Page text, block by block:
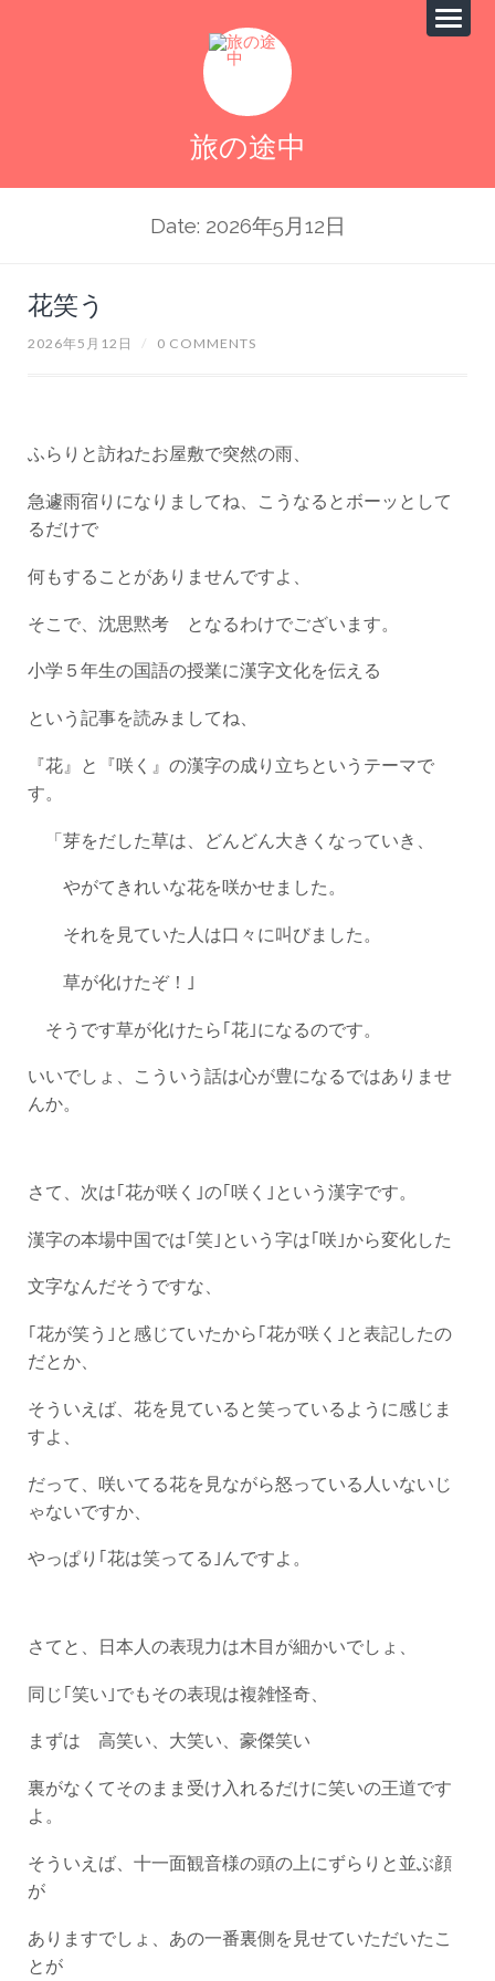
旅の途中
Date: 2026年5月12日
花笑う
2026年5月12日 / 0 COMMENTS
ふらりと訪ねたお屋敷で突然の雨、
急遽雨宿りになりましてね、こうなるとボーッとして
るだけで
何もすることがありませんですよ、
そこで、沈思黙考 となるわけでございます。
小学５年生の国語の授業に漢字文化を伝える
という記事を読みましてね、
『花』と『咲く』の漢字の成り立ちというテーマで
す。
「芽をだした草は、どんどん大きくなっていき、
やがてきれいな花を咲かせました。
それを見ていた人は口々に叫びました。
草が化けたぞ！｣
そうです草が化けたら｢花｣になるのです。
いいでしょ、こういう話は心が豊になるではありませ
んか。
さて、次は｢花が咲く｣の｢咲く｣という漢字です。
漢字の本場中国では｢笑｣という字は｢咲｣から変化した
文字なんだそうですな、
｢花が笑う｣と感じていたから｢花が咲く｣と表記したの
だとか、
そういえば、花を見ていると笑っているように感じま
すよ、
だって、咲いてる花を見ながら怒っている人いないじ
ゃないですか、
やっぱり｢花は笑ってる｣んですよ。
さてと、日本人の表現力は木目が細かいでしょ、
同じ｢笑い｣でもその表現は複雑怪奇、
まずは 高笑い、大笑い、豪傑笑い
裏がなくてそのまま受け入れるだけに笑いの王道です
よ。
そういえば、十一面観音様の頭の上にずらりと並ぶ顔
が
ありますでしょ、あの一番裏側を見せていただいたこ
とが